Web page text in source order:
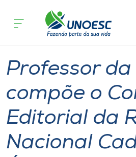
Cursos
Atendimento ao Estudante
Portal de Ensino
acontece
Pesquisa
Professor da
compõe o
Editorial da
Nacional